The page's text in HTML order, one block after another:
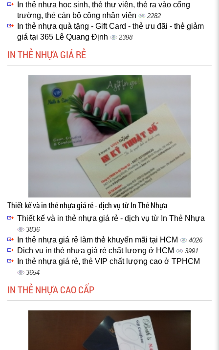
In thẻ nhựa học sinh, thẻ thư viện, thẻ ra vào cổng
trường, thẻ cán bộ công nhân viên
2282
In thẻ nhựa quà tặng - Gift Card - thẻ ưu đãi - thẻ giảm
giá tại 365 Lê Quang Định
2398
IN THẺ NHỰA GIÁ RẺ
Thiết kế và in thẻ nhựa giá rẻ - dịch vụ từ In Thẻ Nhựa
Thiết kế và in thẻ nhựa giá rẻ - dịch vụ từ In Thẻ Nhựa
3836
In thẻ nhựa giá rẻ làm thẻ khuyến mãi tại HCM 4026
Dịch vụ in thẻ nhựa giá rẻ chất lượng ở HCM 3991
In thẻ nhựa giá rẻ, thẻ VIP chất lượng cao ở TPHCM
3654
IN THẺ NHỰA CAO CẤP